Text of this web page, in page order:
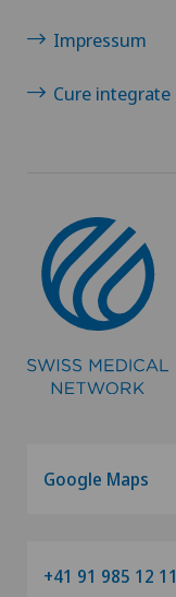
Impressum
Cure integrate
Google Maps
+41 91 985 12 11